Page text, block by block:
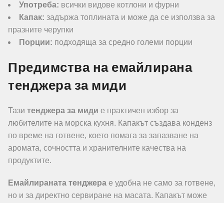
Употреба: всички видове котлони и фурни
Капак: задържа топлината и може да се използва за
празните черупки
Порции: подходяща за средно големи порции
Предимства на емайлирана
тенджера за миди
Тази тенджера за миди е практичен избор за
любителите на морска кухня. Капакът създава конденз
по време на готвене, което помага за запазване на
аромата, сочността и хранителните качества на
продуктите.
Емайлираната тенджера е удобна не само за готвене,
но и за директно сервиране на масата. Капакът може